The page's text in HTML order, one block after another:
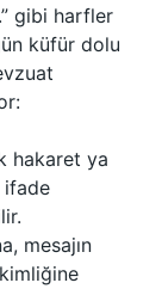
gibi harfler
küfür dolu
hakaret ya
ifade
mesajın